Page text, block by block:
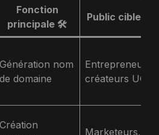
Fonction
principale 🛠️
Public cible 🎯
Génération nom
de domaine
Entrepreneurs,
créateurs UGC
Création
Marketeurs,